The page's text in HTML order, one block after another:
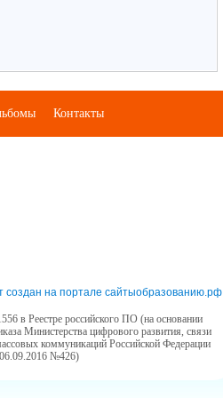
Контакты
создан на портале сайтыобразованию.рф
в Реестре российского ПО (на основании
Министерства цифрового развития, связи
коммуникаций Российской Федерации
№426)